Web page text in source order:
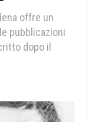
offre un
pubblicazioni
dopo il